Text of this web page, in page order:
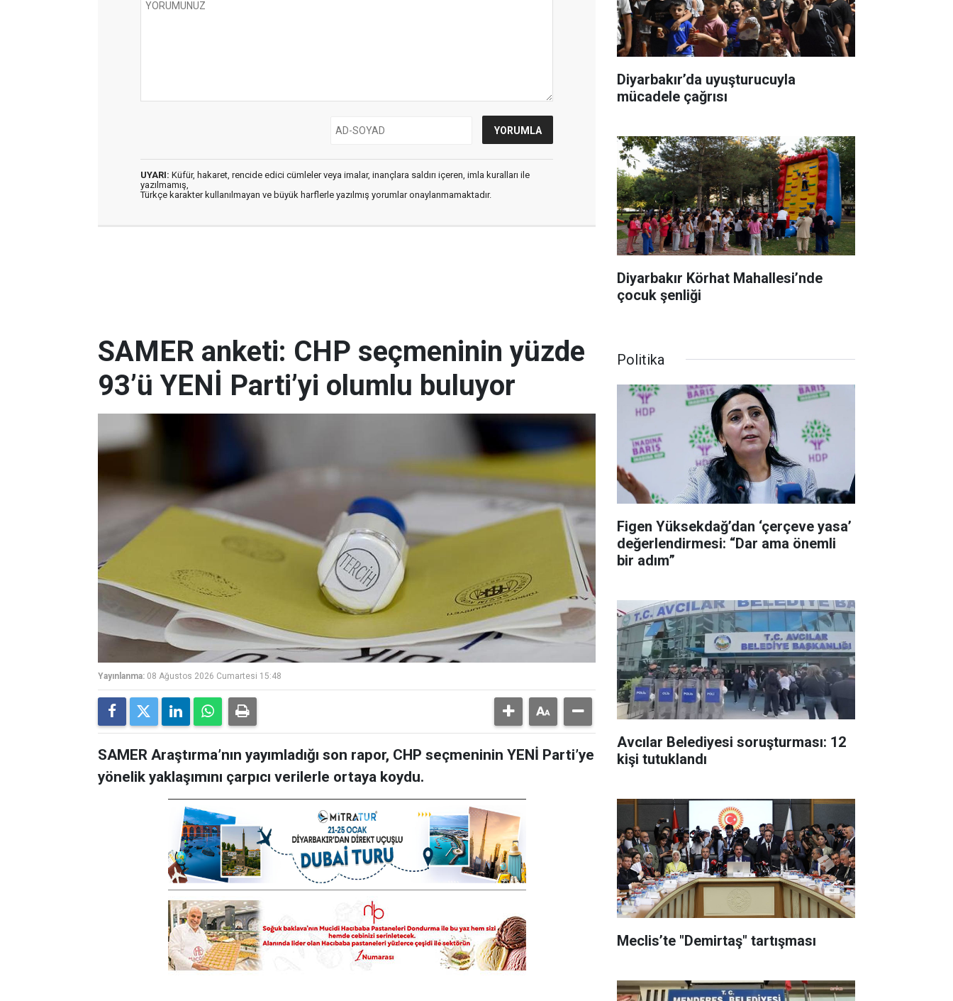
UYARI: Küfür, hakaret, rencide edici cümleler veya imalar, inançlara saldırı içeren, imla kuralları ile
yazılmamış,
Türkçe karakter kullanılmayan ve büyük harflerle yazılmış yorumlar onaylanmamaktadır.
Diyarbakır’da uyuşturucuyla
mücadele çağrısı
Diyarbakır Körhat Mahallesi’nde
çocuk şenliği
SAMER anketi: CHP seçmeninin yüzde
93’ü YENİ Parti’yi olumlu buluyor
Yayınlanma: 08 Ağustos 2026 Cumartesi 15:48
SAMER Araştırma’nın yayımladığı son rapor, CHP seçmeninin YENİ Parti’ye
yönelik yaklaşımını çarpıcı verilerle ortaya koydu.
Politika
Figen Yüksekdağ’dan ‘çerçeve yasa’
değerlendirmesi: “Dar ama önemli
bir adım”
Avcılar Belediyesi soruşturması: 12
kişi tutuklandı
Meclis’te "Demirtaş" tartışması